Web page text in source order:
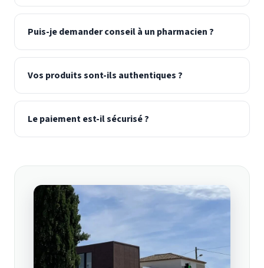
Puis-je demander conseil à un pharmacien ?
Vos produits sont-ils authentiques ?
Le paiement est-il sécurisé ?